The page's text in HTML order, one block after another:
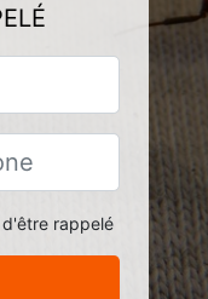
rappelé